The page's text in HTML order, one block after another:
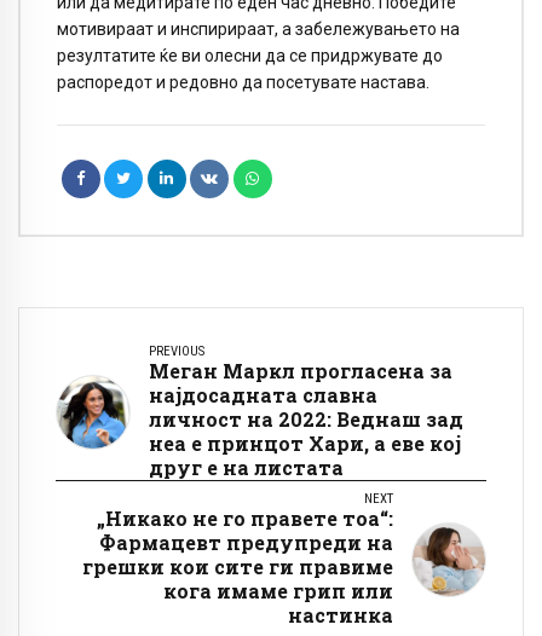
мотивираат и инспирираат, а забележувањето на
резултатите ќе ви олесни да се придржувате до
распоредот и редовно да посетувате настава.
PREVIOUS
Меган Маркл прогласена за
најдосадната славна
личност на 2022: Веднаш зад
неа е принцот Хари, а еве кој
друг е на листата
NEXT
„Никако не го правете тоа“:
Фармацевт предупреди на
грешки кои сите ги правиме
кога имаме грип или
настинка